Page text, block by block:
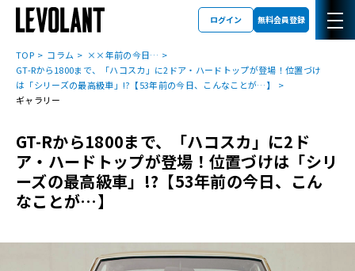
ログイン 無料会員登録
TOP コラム
××年前の今日…
GT-Rから1800まで、「ハコスカ」に2ドア・ハードトップが登場！位置づけ
は「シリーズの最高級車」!?【53年前の今日、こんなことが…】
ギャラリー
GT-Rから1800まで、「ハコスカ」に2ド
ア・ハードトップが登場！位置づけは「シリ
ーズの最高級車」!?【53年前の今日、こん
なことが…】